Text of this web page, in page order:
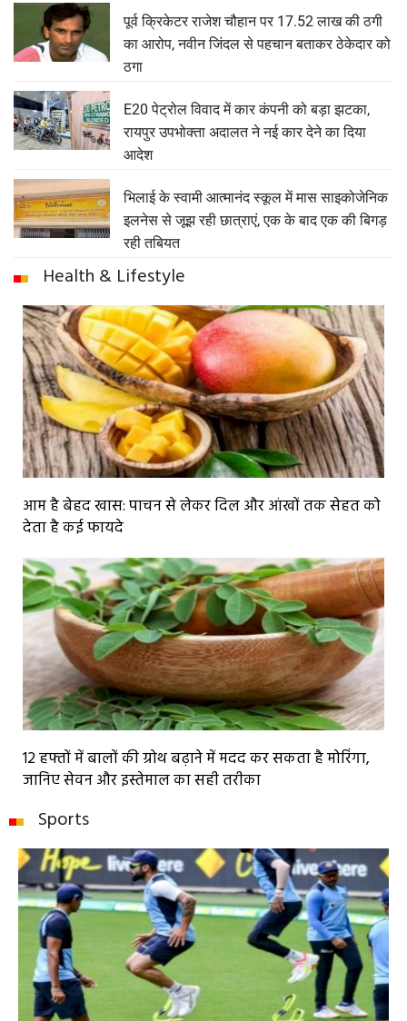
पूर्व क्रिकेटर राजेश चौहान पर 17.52 लाख की ठगी
का आरोप, नवीन जिंदल से पहचान बताकर ठेकेदार को
ठगा
E20 पेट्रोल विवाद में कार कंपनी को बड़ा झटका,
रायपुर उपभोक्ता अदालत ने नई कार देने का दिया
आदेश
भिलाई के स्वामी आत्मानंद स्कूल में मास साइकोजेनिक
इलनेस से जूझ रही छात्राएं, एक के बाद एक की बिगड़
रही तबियत
Health & Lifestyle
आम है बेहद खास: पाचन से लेकर दिल और आंखों तक सेहत को
देता है कई फायदे
12 हफ्तों में बालों की ग्रोथ बढ़ाने में मदद कर सकता है मोरिंगा,
जानिए सेवन और इस्तेमाल का सही तरीका
Sports